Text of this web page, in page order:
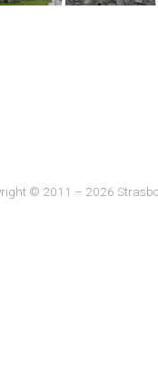
© 2011 – 2026